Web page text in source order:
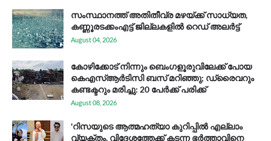
സം​സ്ഥാ​ന​ത്ത് അ​തി​തീ​വ്ര മ​ഴ​യ്ക്ക് സാ​ധ്യ​ത,
കണ്ണൂരടക്കംഎ​ട്ട് ജി​ല്ല​ക​ളി​ൽ റെ​ഡ് അ​ലർ​ട്ട്
August 04, 2026
കോഴിക്കോട് നിന്നും ബെംഗളൂരുവിലേക്ക് പോയ
കെഎസ്ആര്‍ടിസി ബസ് മറിഞ്ഞു; ഡ്രൈവറും
കണ്ടക്ടറും മരിച്ചു: 20 പേര്‍ക്ക് പരിക്ക്
August 08, 2026
'റിസയുടെ ആത്മഹത്യാ കുറിപ്പിൽ എല്ലാം
വ്യക്തം, വിദേശത്തേക്ക് കടന്ന ഭർത്താവിനെ